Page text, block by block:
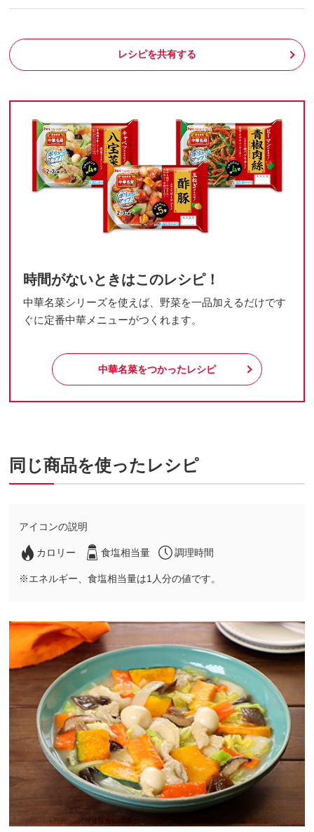
レシピを共有する
時間がないときはこのレシピ！
中華名菜シリーズを使えば、野菜を一品加えるだけです
ぐに定番中華メニューがつくれます。
中華名菜をつかったレシピ
同じ商品を使ったレシピ
アイコンの説明
カロリー 食塩相当量 調理時間
※エネルギー、食塩相当量は1人分の値です。